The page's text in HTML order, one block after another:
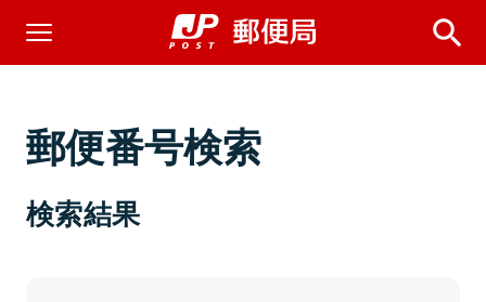
郵便番号検索
検索結果